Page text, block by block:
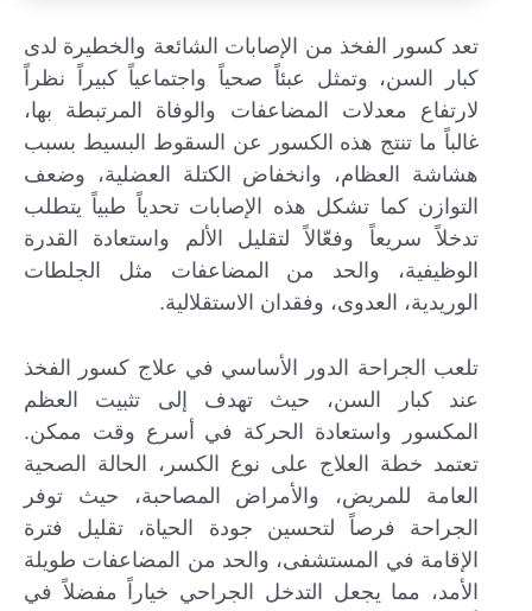
تعد كسور الفخذ من الإصابات الشائعة والخطيرة لدى
كبار السن، وتمثل عبئاً صحياً واجتماعياً كبيراً نظراً
لارتفاع معدلات المضاعفات والوفاة المرتبطة بها،
غالباً ما تنتج هذه الكسور عن السقوط البسيط بسبب
هشاشة العظام، وانخفاض الكتلة العضلية، وضعف
التوازن كما تشكل هذه الإصابات تحدياً طبياً يتطلب
تدخلاً سريعاً وفعّالاً لتقليل الألم واستعادة القدرة
الوظيفية، والحد من المضاعفات مثل الجلطات
الوريدية، العدوى، وفقدان الاستقلالية.
تلعب الجراحة الدور الأساسي في علاج كسور الفخذ
عند كبار السن، حيث تهدف إلى تثبيت العظم
المكسور واستعادة الحركة في أسرع وقت ممكن.
تعتمد خطة العلاج على نوع الكسر، الحالة الصحية
العامة للمريض، والأمراض المصاحبة، حيث توفر
الجراحة فرصاً لتحسين جودة الحياة، تقليل فترة
الإقامة في المستشفى، والحد من المضاعفات طويلة
الأمد، مما يجعل التدخل الجراحي خياراً مفضلاً في